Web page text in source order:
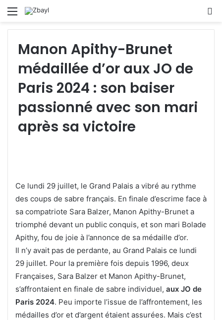
Menu
Manon Apithy-Brunet
médaillée d’or aux JO de
Paris 2024 : son baiser
passionné avec son mari
après sa victoire
Ce lundi 29 juillet, le Grand Palais a vibré au rythme
des coups de sabre français. En finale d’escrime face à
sa compatriote Sara Balzer, Manon Apithy-Brunet a
triomphé devant un public conquis, et son mari Bolade
Apithy, fou de joie à l’annonce de sa médaille d’or.
Il n’y avait pas de perdante, au Grand Palais ce lundi
29 juillet. Pour la première fois depuis 1996, deux
Françaises, Sara Balzer et Manon Apithy-Brunet,
s’affrontaient en finale de sabre individuel, aux JO de
Paris 2024. Peu importe l’issue de l’affrontement, les
médailles d’or et d’argent étaient assurées. Mais c’est